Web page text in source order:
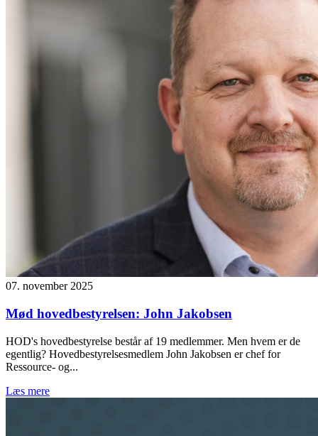
07. november 2025
Mød hovedbestyrelsen: John Jakobsen
HOD's hovedbestyrelse består af 19 medlemmer. Men hvem er de
egentlig? Hovedbestyrelsesmedlem John Jakobsen er chef for
Ressource- og...
Læs mere